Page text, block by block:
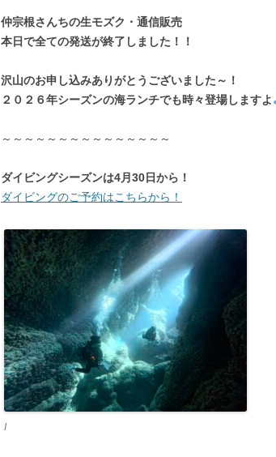
仲宗根さんちの生モズク・通信販売
本日で全ての発送が終了しました！！
沢山のお申し込みありがとうございました～！
２０２６年シーズンの海ランチでも時々登場しますよ
～～～～～～～～～～～～～～～
ダイビングシーズンは4月30日から！
ダイビングのご予約はこちらから！
I